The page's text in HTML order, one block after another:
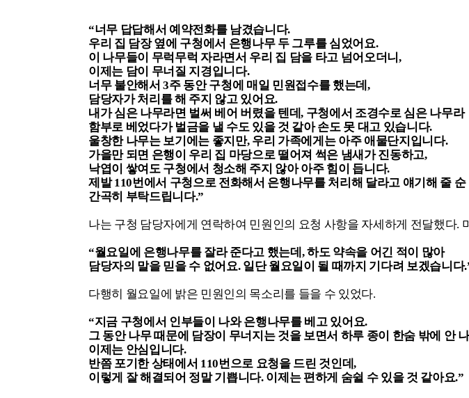
“너무 답답해서 예약전화를 남겼습니다.
우리 집 담장 옆에 구청에서 은행나무 두 그루를 심었어요.
이 나무들이 무럭무럭 자라면서 우리 집 담을 타고 넘어오더니,
이제는 담이 무너질 지경입니다.
너무 불안해서 3주 동안 구청에 매일 민원접수를 했는데,
담당자가 처리를 해 주지 않고 있어요.
내가 심은 나무라면 벌써 베어 버렸을 텐데, 구청에서 조경수로 심은 나무라
함부로 베었다가 벌금을 낼 수도 있을 것 같아 손도 못 대고 있습니다.
울창한 나무는 보기에는 좋지만, 우리 가족에게는 아주 애물단지입니다.
가을만 되면 은행이 우리 집 마당으로 떨어져 썩은 냄새가 진동하고,
낙엽이 쌓여도 구청에서 청소해 주지 않아 아주 힘이 듭니다.
제발 110번에서 구청으로 전화해서 은행나무를 처리해 달라고 얘기해 줄 순
간곡히 부탁드립니다.”
나는 구청 담당자에게 연락하여 민원인의 요청 사항을 자세하게 전달했다
“월요일에 은행나무를 잘라 준다고 했는데, 하도 약속을 어긴 적이 많아
담당자의 말을 믿을 수 없어요. 일단 월요일이 될 때까지 기다려 보겠습니다
다행히 월요일에 밝은 민원인의 목소리를 들을 수 있었다.
“지금 구청에서 인부들이 나와 은행나무를 베고 있어요.
그 동안 나무 때문에 담장이 무너지는 것을 보면서 하루 종이 한숨 밖에 안
이제는 안심입니다.
반쯤 포기한 상태에서 110번으로 요청을 드린 것인데,
이렇게 잘 해결되어 정말 기쁩니다. 이제는 편하게 숨쉴 수 있을 것 같아요.”